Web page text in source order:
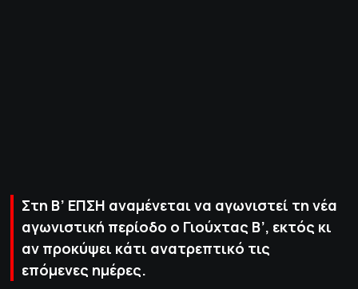
Στη Β’ ΕΠΣΗ αναμένεται να αγωνιστεί τη νέα
αγωνιστική περίοδο ο Γιούχτας Β’, εκτός κι
αν προκύψει κάτι ανατρεπτικό τις
επόμενες ημέρες.